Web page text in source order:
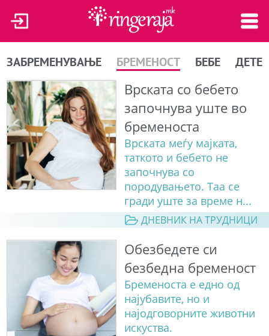
ЗАБРЕМЕНУВАЊЕ БРЕМЕНОСТ БЕБЕ ДЕТЕ
Врската со бебето
започнува уште во
бременоста
Врската меѓу мајката,
таткото и бебето не
започнува со
породувањето. Таа се
гради уште за време н...
ДНЕВНИК НА ТРУДНИЦИ
Обезбедете си
безбедна бременост
Бременоста е едно од
најубавите, но и
најодговорните животни
искуства.